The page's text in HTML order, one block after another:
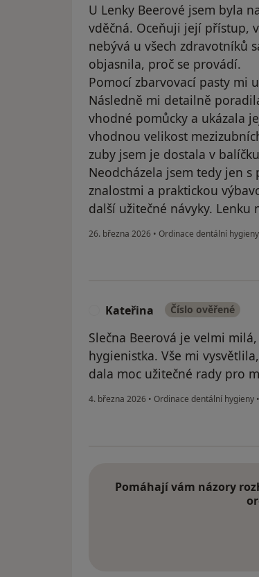
U Lenky Beerové jsem byla
vděčná. Oceňuji její přístup,
nebývá u všech zdravotníků
objasnila, proč se provádí.
Pomocí zbarvovací pasty mi
Následně mi detailně
vhodné pomůcky a ukázala
vhodnou velikost
zuby jsem je dostala v
Neodcházela jsem tedy jen
znalostmi a praktickou
další užitečné návyky.
26. března 2026 • Ordinace dentální hygieny
Kateřina Číslo ověřené
Slečna Beerová je velmi
hygienistka. Vše mi
dala moc užitečné rady pro
4. března 2026 • Ordinace dentální hygieny •
Pomáhají vám názory